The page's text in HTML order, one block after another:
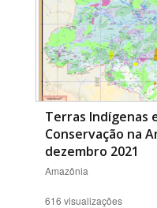
Terras Indígenas
Conservação na
dezembro 2021
Amazônia
616 visualizações